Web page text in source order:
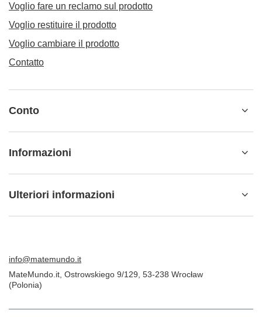
Voglio fare un reclamo sul prodotto
Voglio restituire il prodotto
Voglio cambiare il prodotto
Contatto
Conto
Informazioni
Ulteriori informazioni
info@matemundo.it
MateMundo.it Ostrowskiego 9/129 53-238 Wrocław
(Polonia)